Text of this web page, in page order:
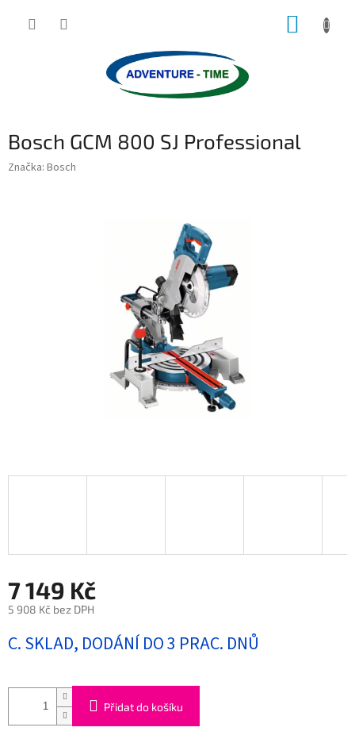
Bosch GCM 800 SJ Professional
Značka: Bosch
7 149 Kč
5 908 Kč bez DPH
cena:
C. SKLAD, DODÁNÍ DO 3 PRAC. DNŮ
Přidat do košíku